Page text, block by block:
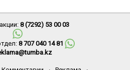
8 (7292) 53 00 03
8 707 040 14 81